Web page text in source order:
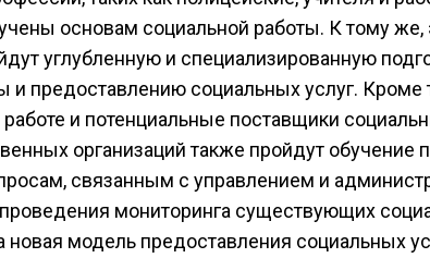
основам социальной работы. К тому же,
углубленную и специализированную
и предоставлению социальных услуг. Кроме
и потенциальные поставщики
организаций также пройдут обучение
связанным с управлением и
мониторинга существующих
новая модель предоставления социальных